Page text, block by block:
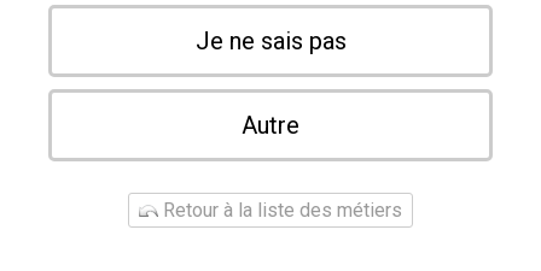
Je ne sais pas
Autre
Retour à la liste des métiers